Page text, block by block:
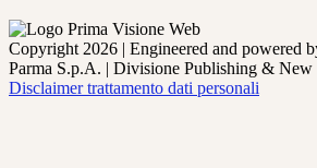
Copyright 2026 | Engineered and powered
Parma S.p.A. | Divisione Publishing & New
Disclaimer trattamento dati personali